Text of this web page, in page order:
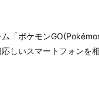
「ポケモン
しいスマートフォンを